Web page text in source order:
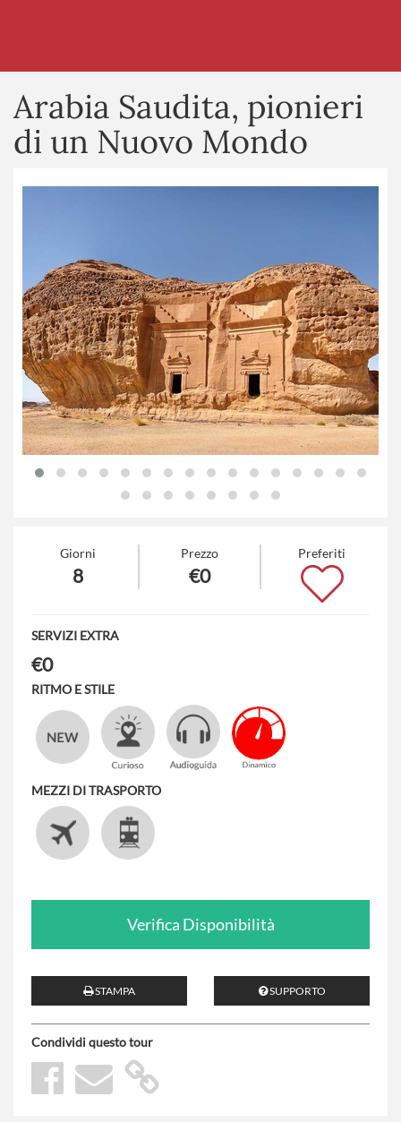
Arabia Saudita, pionieri
di un Nuovo Mondo
Giorni
8
Prezzo
€0
Preferiti
SERVIZI EXTRA
€0
RITMO E STILE
MEZZI DI TRASPORTO
Verifica Disponibilità
STAMPA SUPPORTO
Condividi questo tour